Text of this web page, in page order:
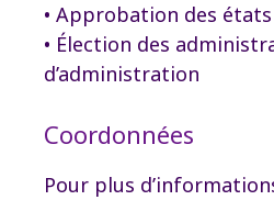
• Approbation des
• Élection des
d’administration
Coordonnées
Pour plus